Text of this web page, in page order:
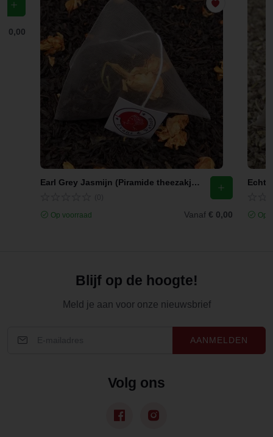
€ 0,00
Earl Grey Jasmijn (Piramide theezakjes)
Op voorraad Vanaf € 0,00 Op
Blijf op de hoogte!
Meld je aan voor onze nieuwsbrief
AANMELDEN
Volg ons